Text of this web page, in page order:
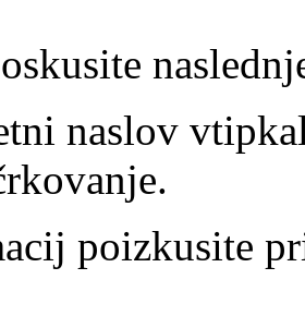
naslov
poizkusite